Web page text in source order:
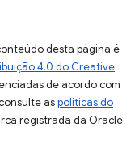
desta página é
4.0 do Creative
de acordo com
aspolíticas do
registrada da Oracle